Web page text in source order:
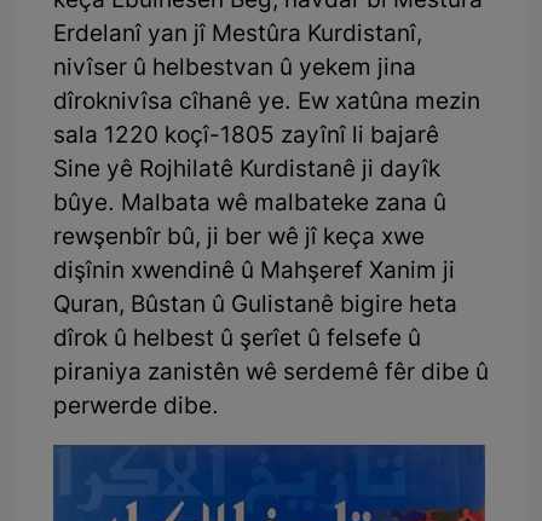
Erdelanî yan jî Mestûra Kurdistanî,
nivîser û helbestvan û yekem jina
dîroknivîsa cîhanê ye. Ew xatûna mezin
sala 1220 koçî-1805 zayînî li bajarê
Sine yê Rojhilatê Kurdistanê ji dayîk
bûye. Malbata wê malbateke zana û
rewşenbîr bû, ji ber wê jî keça xwe
dişînin xwendinê û Mahşeref Xanim ji
Quran, Bûstan û Gulistanê bigire heta
dîrok û helbest û şerîet û felsefe û
piraniya zanistên wê serdemê fêr dibe û
perwerde dibe.